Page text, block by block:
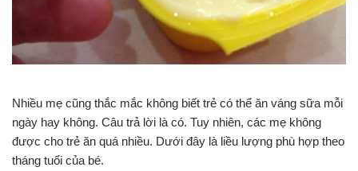
Nhiều mẹ cũng thắc mắc không biết trẻ có thể ăn váng sữa mỗi
ngày hay không. Câu trả lời là có. Tuy nhiên, các mẹ không
được cho trẻ ăn quá nhiều. Dưới đây là liều lượng phù hợp theo
tháng tuổi của bé.